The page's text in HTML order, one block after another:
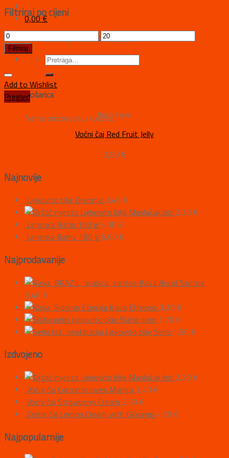
0,00€
Nema proizvoda u košarici.
Košarica
Nema proizvoda u košarici.
Filtriraj po cijeni
Filtriraj
Add to Wishlist
Pregled
Voćni čajevi
Voćni čaj Red Fruit Jelly
3,50 €
Najnovije
Ljekovito bilje Divizma 3,40 €
Ljekovito bilje Maslačak list 2,20 €
Limenka Ratio 100 g 6,00 €
Limenka Barny 100 g 6,60 €
Najprodavanije
Kava Brazil Santos
3,40 €
Kava Ethiopia 3,20 €
Ljekovito bilje Slatki pelin 3,70 €
Ljekovito bilje Sena 1,50 €
Izdvojeno
Ljekovito bilje Maslačak list 2,20 €
Voćni čaj Curcuma loves Mango 3,40 €
Voćni čaj Strawberry Cream 3,30 €
Zeleni čaj Lemon Cream with Ginseng 4,70 €
Najpopularnije